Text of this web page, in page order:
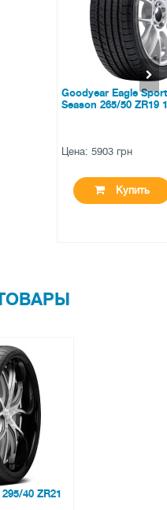
110W XL
40 ZR21